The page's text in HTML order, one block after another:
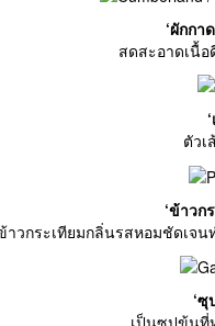
‘ผักกา
สดสะอาดเนื้
ตัว
‘ข้าวก
าวกระเทียมกลิ่นรสหอมชัดเจ
‘ซุ
เป็นซุปข้นที่